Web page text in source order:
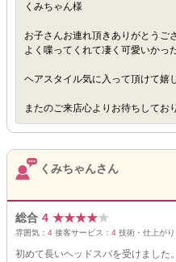
くみちゃん様
お子さんお連れ頂きありがとうご
よく喋ってくれて凄く可愛いかっ
ヘアスタイル気に入って頂けて嬉
またのご来店心よりお待ちしてお
くみちゃんさん
総合 4 ★★★★★
雰囲気： 4 接客サービス： 4 技術・仕上がり
初めて長いヘッドスパを受けました